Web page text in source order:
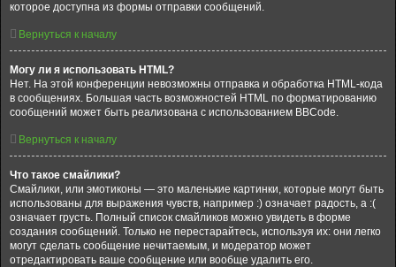
которое доступна из формы отправки сообщений.
Вернуться к началу
Могу ли я использовать HTML?
Нет. На этой конференции невозможны отправка и обработка HTML-кода
в сообщениях. Большая часть возможностей HTML по форматированию
сообщений может быть реализована с использованием BBCode.
Вернуться к началу
Что такое смайлики?
Смайлики, или эмотиконы — это маленькие картинки, которые могут быть
использованы для выражения чувств, например :) означает радость, а :(
означает грусть. Полный список смайликов можно увидеть в форме
создания сообщений. Только не перестарайтесь, используя их: они легко
могут сделать сообщение нечитаемым, и модератор может
отредактировать ваше сообщение или вообще удалить его.